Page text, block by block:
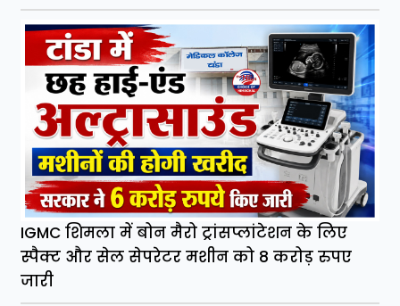
IGMC शिमला में बोन मैरो ट्रांसप्लांटेशन के लिए
स्पैक्ट और सेल सेपरेटर मशीन को 8 करोड़ रुपए
जारी